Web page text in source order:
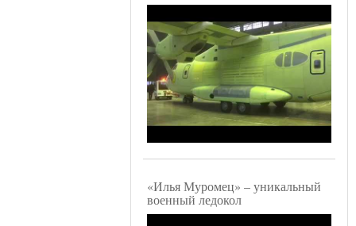
«Илья Муромец» – уникальный
военный ледокол